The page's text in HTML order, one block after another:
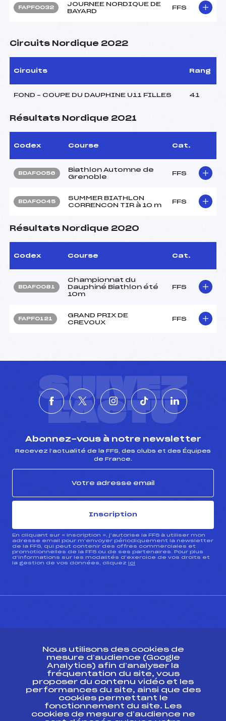
FAPF0032
JOURNEE NORDIQUE DE
BAYARD
FFS
Circuits Nordique 2022
Circuits Rang
FOND – COUPE DU DAUPHINE U11 FILLES 41
Résultats Nordique 2021
Codex Course Cat.
BDAF0056
Biathlon Automne de
Grenoble
FFS
BDAF0045
SUMMER BIATHLON
CORRENCON TIR à 10 m
FFS
Résultats Nordique 2020
Codex Course Cat.
BDAF0081
Championnat du
Dauphiné Biathlon été
10m
FFS
FAPF0121
GRAND PRIX DE
CREVOUX
FFS
SUIVEZ
L'ACTU
Abonnez-vous à notre newsletter
Recevez l’actualité de la FFS, des clubs et des Équipes
de France.
Inscription
En cliquant sur « inscription », j’autorise la FFS à utiliser mon
adresse email pour m’envoyer périodiquement la newsletter
de la FFS, qui peut contenir des offres commerciales et
promotionnelles de la FFS ou de ses partenaires. Pour plus
d’informations sur les modalités d’exercice de vos droits et
la gestion de vos données, cliquez ici
ESPACE PRESSE
Ressources
Pass’Neige
Projet sportif fédéral
Projet de performance fédéral
Nous utilisons des cookies de
mesure d’audience (Google
Analytics) afin d’analyser la
fréquentation du site, vous
proposer du contenu vidéo et les
performances du site, ainsi que des
cookies permettant le
fonctionnement du site. Les
cookies de mesure d’audience ne